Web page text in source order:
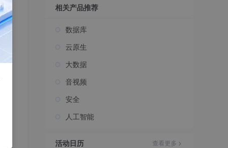
相关产品推荐
数据库
云原生
大数据
音视频
安全
人工智能
活动日历 查看更多